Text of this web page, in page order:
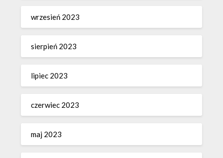
wrzesień 2023
sierpień 2023
lipiec 2023
czerwiec 2023
maj 2023